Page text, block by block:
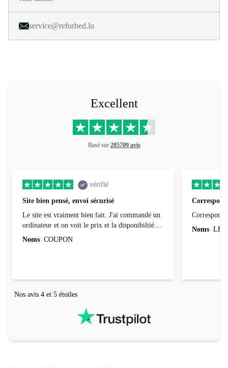
service@refurbed.lu
Excellent
Basé sur 205709 avis
vérifié
Site bien pensé, envoi sécurisé
Le site est vraiment bien fait. J'ai commandé un
ordinateur et on voit le prix et la disponibiltié
évoluer au fil des caractéristiques choisies.
Noms COUPON
Correspond
Noms LEO
Nos avis 4 et 5 étoiles